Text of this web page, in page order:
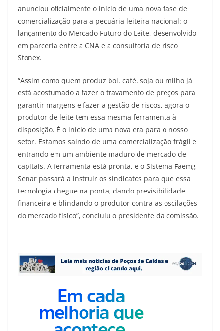
anunciou oficialmente o início de uma nova fase de
comercialização para a pecuária leiteira nacional: o
lançamento do Mercado Futuro do Leite, desenvolvido
em parceria entre a CNA e a consultoria de risco
Stonex.
“Assim como quem produz boi, café, soja ou milho já
está acostumado a fazer o travamento de preços para
garantir margens e fazer a gestão de riscos, agora o
produtor de leite tem essa mesma ferramenta à
disposição. É o início de uma nova era para o nosso
setor. Estamos saindo de uma comercialização frágil e
entrando em um ambiente maduro de mercado de
capitais. A ferramenta está pronta, e o Sistema Faemg
Senar passará a instruir os sindicatos para que essa
tecnologia chegue na ponta, dando previsibilidade
financeira e blindando o produtor contra as oscilações
do mercado físico”, concluiu o presidente da comissão.